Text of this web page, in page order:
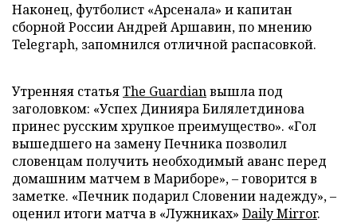
Наконец, футболист «Арсенала» и капитан
сборной России Андрей Аршавин, по мнению
Telegraph, запомнился отличной распасовкой.
Утренняя статьяThe Guardianвышла под
заголовком: «Успех Динияра Билялетдинова
принес русским хрупкое преимущество». «Гол
вышедшего на замену Печника позволил
словенцам получить необходимый аванс перед
домашним матчем в Мариборе», – говорится в
заметке. «Печник подарил Словении надежду», –
оценил итоги матча в «Лужниках» Daily Mirror.